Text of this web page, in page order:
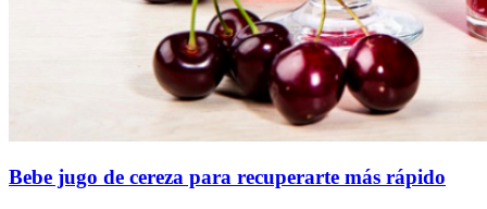
Bebe jugo de cereza para recuperarte más rápido